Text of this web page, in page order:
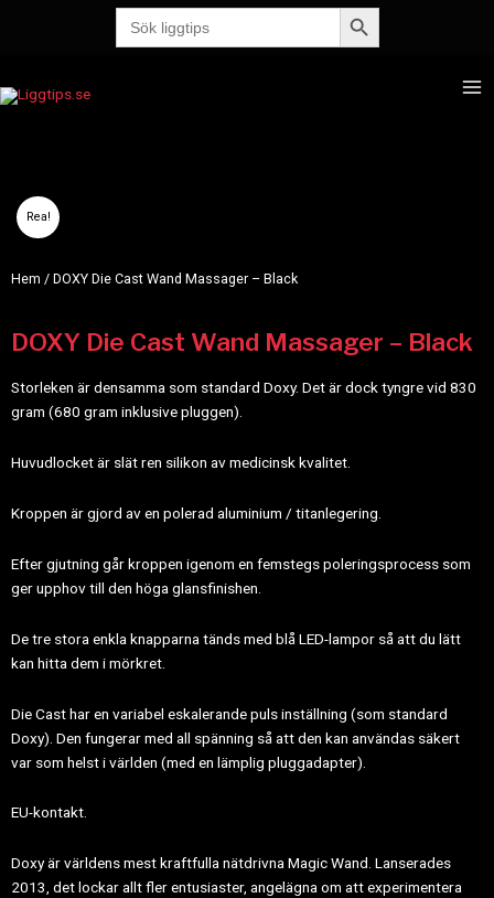
Sök
efter:
Sökknapp
Rea!
Hem / DOXY Die Cast Wand Massager – Black
DOXY Die Cast Wand Massager – Black
Storleken är densamma som standard Doxy. Det är dock tyngre vid 830
gram (680 gram inklusive pluggen).
Huvudlocket är slät ren silikon av medicinsk kvalitet.
Kroppen är gjord av en polerad aluminium / titanlegering.
Efter gjutning går kroppen igenom en femstegs poleringsprocess som
ger upphov till den höga glansfinishen.
De tre stora enkla knapparna tänds med blå LED-lampor så att du lätt
kan hitta dem i mörkret.
Die Cast har en variabel eskalerande puls inställning (som standard
Doxy). Den fungerar med all spänning så att den kan användas säkert
var som helst i världen (med en lämplig pluggadapter).
EU-kontakt.
Doxy är världens mest kraftfulla nätdrivna Magic Wand. Lanserades
2013, det lockar allt fler entusiaster, angelägna om att experimentera